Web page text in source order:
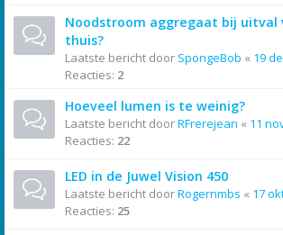
Noodstroom aggregaat bij uitval
thuis?
Laatste bericht door SpongeBob « 19
Reacties: 2
Hoeveel lumen is te weinig?
Laatste bericht doorRFrerejean « 11
Reacties: 22
LED in de Juwel Vision 450
Laatste bericht doorRogernmbs « 17
Reacties: 25